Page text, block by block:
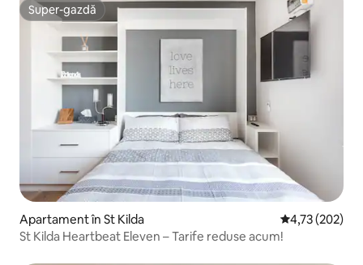
Super-gazdă
Super-gazdă
Apartament în St Kilda Scor mediu de
4,73 (202)
St Kilda Heartbeat Eleven – Tarife reduse acum!